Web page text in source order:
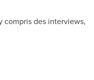
compris des interviews,